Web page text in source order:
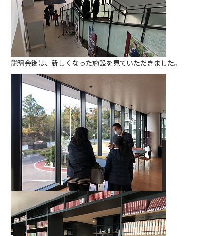
説明会後は、新しくなった施設を見ていただきました。